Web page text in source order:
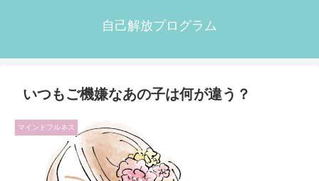
自己解放プログラム
いつもご機嫌なあの子は何が違う？
マインドフルネス